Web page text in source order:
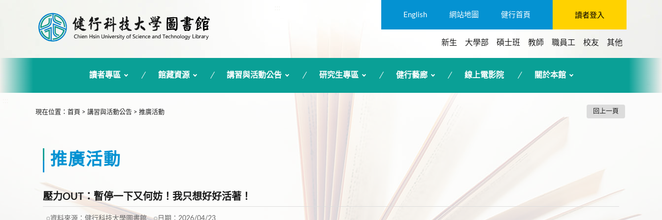
English 網站地圖 健行首頁 讀者登入
新生 大學部 碩士班 教師 職員工 校友 其他
讀者專區 館藏資源 講習與活動公告 研究生專區 健行藝廊 線上電影院 關於本館
現在位置 ： 首頁 > 講習與活動公告 > 推廣活動 回上一頁
推廣活動
壓力OUT：暫停一下又何妨！我只想好好活著！